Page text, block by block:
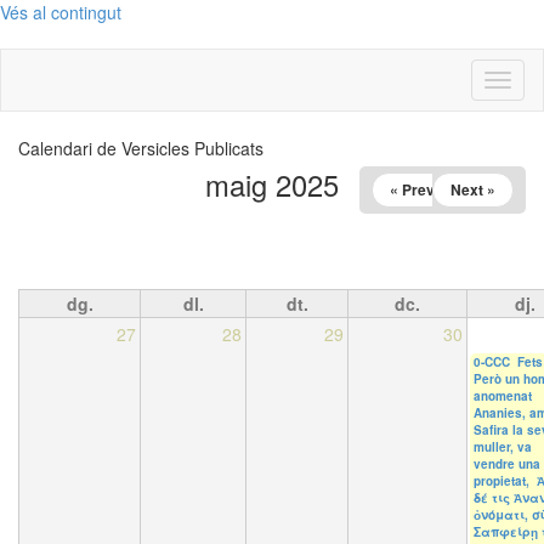
Vés al contingut
Calendari de Versicles Publicats
maig 2025 « Prev Next »
dg. dl. dt. dc.
dj.
27
28 29 30
0-CCC
Però un
anomenat
Ananies,
Safira la
muller, va
vendre una
propietat,
δέ τις
ὀνόματι,
Σαπφείρῃ